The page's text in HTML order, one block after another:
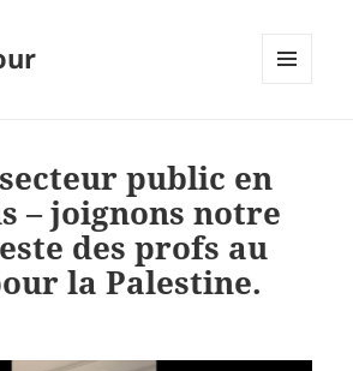
public en
– joignons notre
des profs au
la Palestine.